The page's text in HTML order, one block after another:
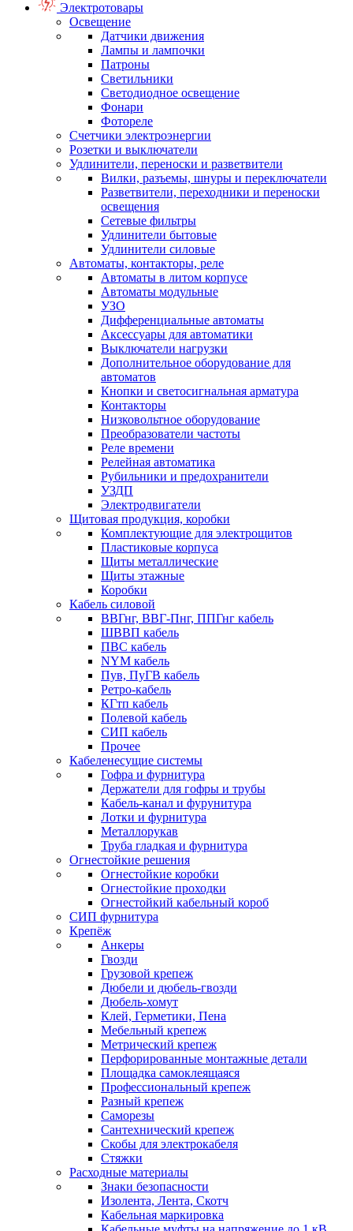
Электротовары
Освещение
Датчики движения
Лампы и лампочки
Патроны
Светильники
Светодиодное освещение
Фонари
Фотореле
Счетчики электроэнергии
Розетки и выключатели
Удлинители, переноски и разветвители
Вилки, разъемы, шнуры и переключатели
Разветвители, переходники и переноски
освещения
Сетевые фильтры
Удлинители бытовые
Удлинители силовые
Автоматы, контакторы, реле
Автоматы в литом корпусе
Автоматы модульные
УЗО
Дифференциальные автоматы
Аксессуары для автоматики
Выключатели нагрузки
Дополнительное оборудование для
автоматов
Кнопки и светосигнальная арматура
Контакторы
Низковольтное оборудование
Преобразователи частоты
Реле времени
Релейная автоматика
Рубильники и предохранители
УЗДП
Электродвигатели
Щитовая продукция, коробки
Комплектующие для электрощитов
Пластиковые корпуса
Щиты металлические
Щиты этажные
Коробки
Кабель силовой
ВВГнг, ВВГ-Пнг, ППГнг кабель
ШВВП кабель
ПВС кабель
NYM кабель
Пув, ПуГВ кабель
Ретро-кабель
КГтп кабель
Полевой кабель
СИП кабель
Прочее
Кабеленесущие системы
Гофра и фурнитура
Держатели для гофры и трубы
Кабель-канал и фурунитура
Лотки и фурнитура
Металлорукав
Труба гладкая и фурнитура
Огнестойкие решения
Огнестойкие коробки
Огнестойкие проходки
Огнестойкий кабельный короб
СИП фурнитура
Крепёж
Анкеры
Гвозди
Грузовой крепеж
Дюбели и дюбель-гвозди
Дюбель-хомут
Клей, Герметики, Пена
Мебельный крепеж
Метрический крепеж
Перфорированные монтажные детали
Площадка самоклеящаяся
Профессиональный крепеж
Разный крепеж
Саморезы
Сантехнический крепеж
Скобы для электрокабеля
Стяжки
Расходные материалы
Знаки безопасности
Изолента, Лента, Скотч
Кабельная маркировка